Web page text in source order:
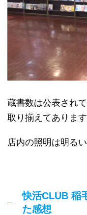
蔵書数は公表され
取り揃えてあります
店内の照明は明る
快活CLUB 稲
た感想